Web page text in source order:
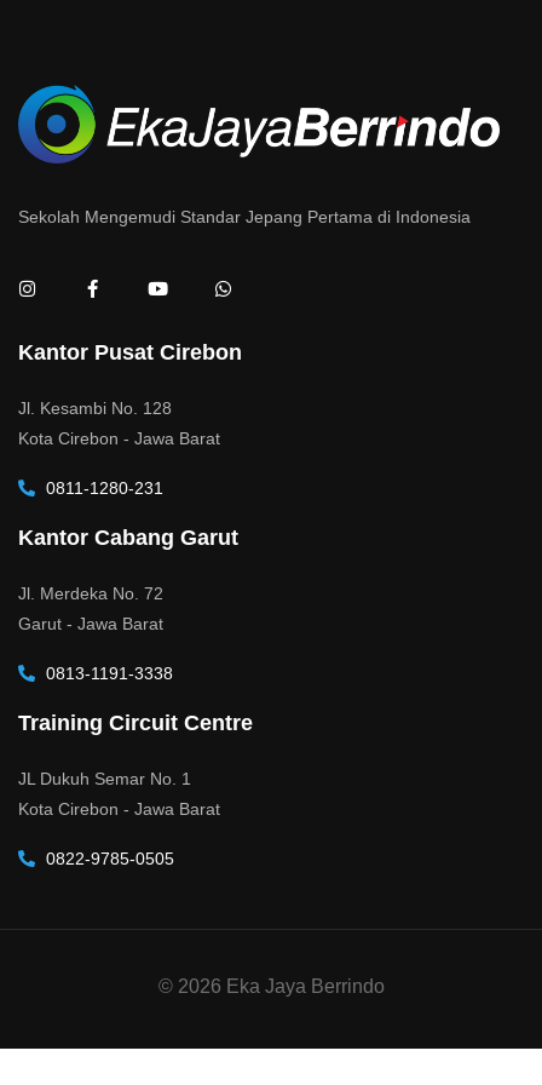
Sekolah Mengemudi Standar Jepang Pertama di Indonesia
Kantor Pusat Cirebon
Jl. Kesambi No. 128
Kota Cirebon - Jawa Barat
0811-1280-231
Kantor Cabang Garut
Jl. Merdeka No. 72
Garut - Jawa Barat
0813-1191-3338
Training Circuit Centre
JL Dukuh Semar No. 1
Kota Cirebon - Jawa Barat
0822-9785-0505
© 2026 Eka Jaya Berrindo